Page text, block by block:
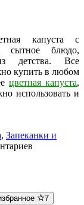
капуста с
сытное блюдо,
детства. Все
купить в любом
цветная капуста,
использовать и
, Запеканки и
7